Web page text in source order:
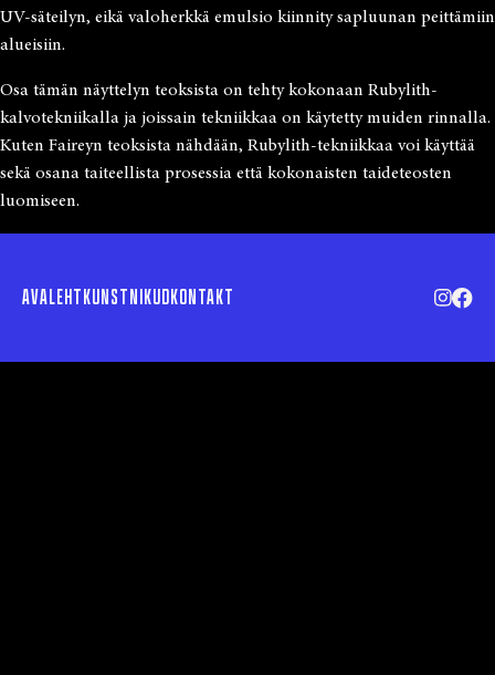
UV-säteilyn, eikä valoherkkä emulsio kiinnity sapluunan peittämiin
alueisiin.
Osa tämän näyttelyn teoksista on tehty kokonaan Rubylith-
kalvotekniikalla ja joissain tekniikkaa on käytetty muiden rinnalla.
Kuten Faireyn teoksista nähdään, Rubylith-tekniikkaa voi käyttää
sekä osana taiteellista prosessia että kokonaisten taideteosten
luomiseen.
AVALEHTKUNSTNIKUDKONTAKT